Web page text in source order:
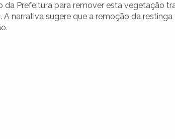
Prefeitura para remover esta vegetação
narrativa sugere que a remoção da restinga